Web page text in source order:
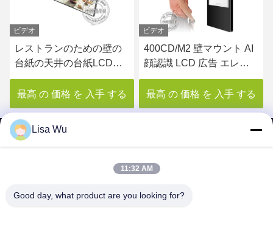
のための壁の
の台紙LCDデ
ュー板
を 入手 する
400CD/M2 壁マウント AI
顔認識 LCD 広告 エレベ
ーター デジタルサイネー
ジディスプレイ
最高 の 価格 を 入手 する
450nits LCD
レイ 壁に装
タルポスター
最高 の 価格
SHENZHEN MERCEDESTECHNOLOGY CO.,
Lisa Wu
11:32 AM
Good day, what product are you looking for?